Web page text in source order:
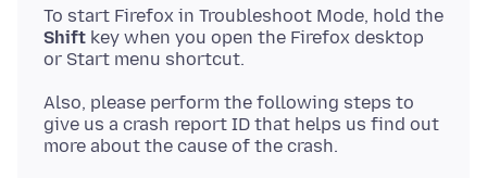
To start Firefox in Troubleshoot Mode, hold the
Shift key when you open the Firefox desktop
Also, please perform the following steps to
give us a crash report ID that helps us find out